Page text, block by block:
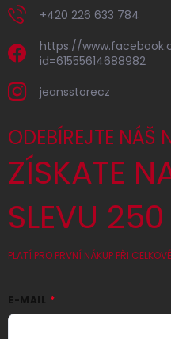
+420 226 633 784
https://
id=61555614688982
jeansstorecz
ODEBÍREJTE NÁŠ
ZÍSKATE
SLEVU
PLATÍ PRO PRVNÍ NÁKUP PŘI
E-MAIL